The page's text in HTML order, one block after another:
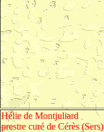
Hélie de Montjuliard
prestre curé de Cérès (Sers)